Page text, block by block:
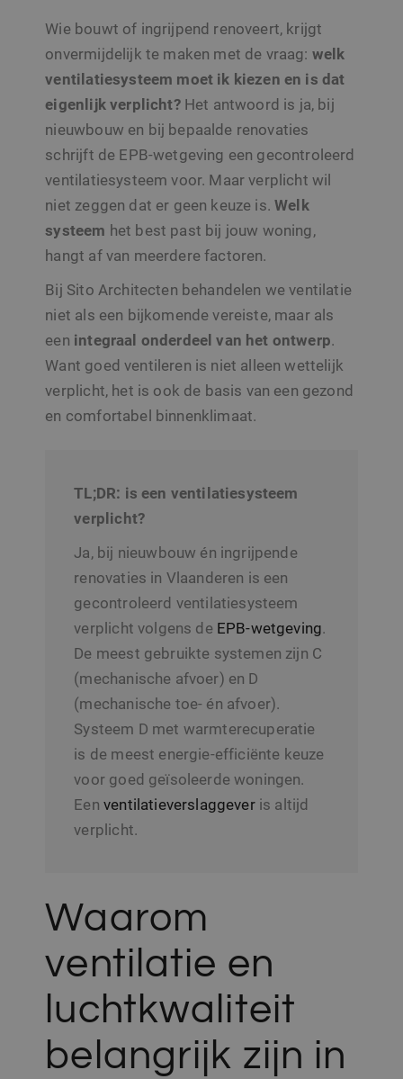
Wie bouwt of ingrijpend renoveert, krijgt
onvermijdelijk te maken met de vraag: welk
ventilatiesysteem moet ik kiezen en is dat
eigenlijk verplicht?Het antwoord is ja, bij
nieuwbouw en bij bepaalde renovaties
schrijft de EPB-wetgeving een gecontroleerd
ventilatiesysteem voor. Maar verplicht wil
niet zeggen dat er geen keuze is.Welk
systeem het best past bij jouw woning,
hangt af van meerdere factoren.
Bij Sito Architecten behandelen we ventilatie
niet als een bijkomende vereiste, maar als
een integraal onderdeel van het ontwerp.
Want goed ventileren is niet alleen wettelijk
verplicht, het is ook de basis van een gezond
en comfortabel binnenklimaat.
TL;DR: is een ventilatiesysteem
verplicht?
Ja, bij nieuwbouw én ingrijpende
renovaties in Vlaanderen is een
gecontroleerd ventilatiesysteem
verplicht volgens de EPB-wetgeving.
De meest gebruikte systemen zijn C
(mechanische afvoer) en D
(mechanische toe- én afvoer).
Systeem D met warmterecuperatie
is de meest energie-efficiënte keuze
voor goed geïsoleerde woningen.
Een ventilatieverslaggeveris altijd
verplicht.
Waarom
ventilatie en
luchtkwaliteit
belangrijk zijn in